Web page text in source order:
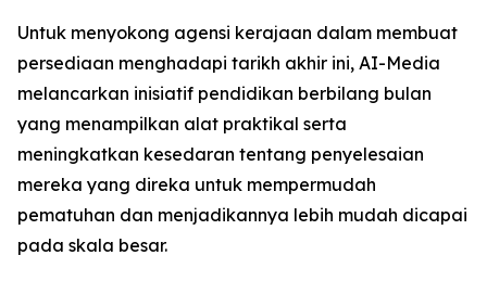
Untuk menyokong agensi kerajaan dalam membuat
persediaan menghadapi tarikh akhir ini, AI-Media
melancarkan inisiatif pendidikan berbilang bulan
yang menampilkan alat praktikal serta
meningkatkan kesedaran tentang penyelesaian
mereka yang direka untuk mempermudah
pematuhan dan menjadikannya lebih mudah dicapai
pada skala besar.